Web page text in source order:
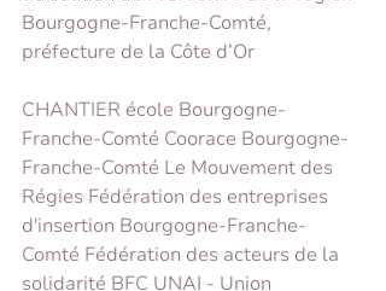
Bourgogne-Franche-Comté,
préfecture de la Côte d’Or
CHANTIER école Bourgogne-
Franche-Comté Coorace Bourgogne-
Franche-Comté Le Mouvement des
Régies Fédération des entreprises
d'insertion Bourgogne-Franche-
Comté Fédération des acteurs de la
solidarité BFC UNAI - Union